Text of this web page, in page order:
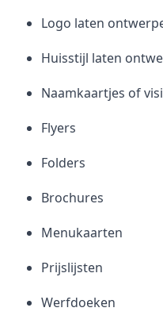
Logo laten
Huisstijl laten
Naamkaartjes of
Flyers
Folders
Brochures
Menukaarten
Prijslijsten
Werfdoeken